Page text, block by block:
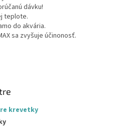
dávku!
teplote.
do akvária.
sa zvyšuje účinonosť.
krevetky